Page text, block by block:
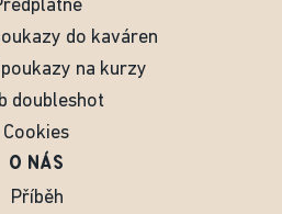
do kaváren
na kurzy
doubleshot
Cookies
O NÁS
Příběh